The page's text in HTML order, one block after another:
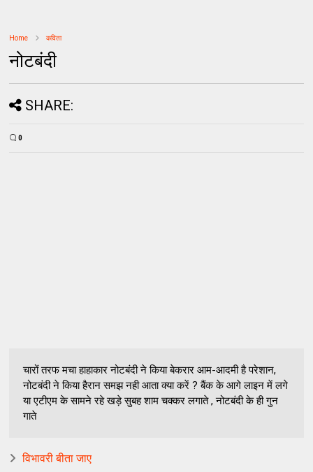
Home कविता
नोटबंदी
SHARE:
0
चारों तरफ मचा हाहाकार नोटबंदी ने किया बेकरार आम-आदमी है परेशान,
नोटबंदी ने किया हैरान समझ नही आता क्या करें ? बैंक के आगे लाइन में लगे
या एटीएम के सामने रहे खड़े सुबह शाम चक्कर लगाते , नोटबंदी के ही गुन
गाते
विभावरी बीता जाए